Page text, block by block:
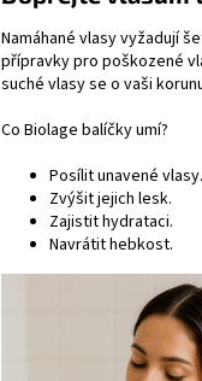
Namáhané vlasy vyžadují
přípravky pro poškozené
suché vlasy se o vaši
Co Biolage balíčky umí?
Posílit unavené vlasy.
Zvýšit jejich lesk.
Zajistit hydrataci.
Navrátit hebkost.